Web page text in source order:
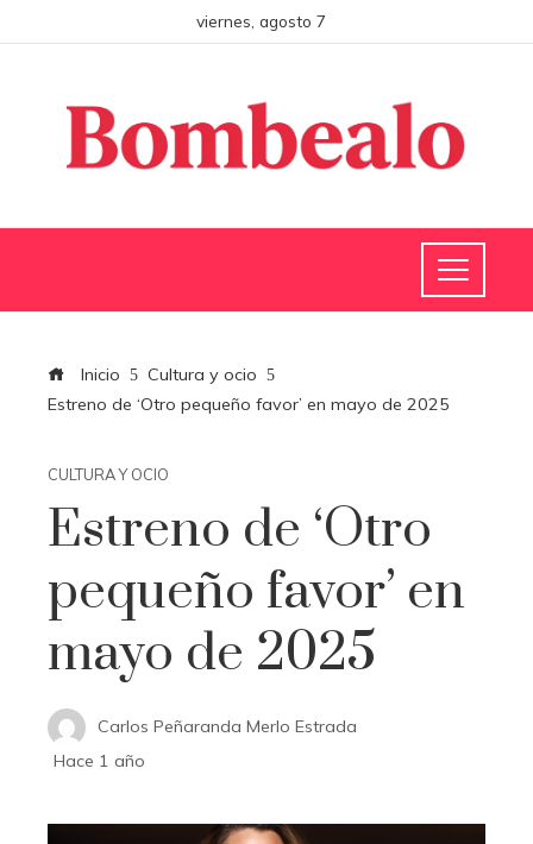
viernes, agosto 7
Inicio
Cultura y ocio
Estreno de ‘Otro pequeño favor’ en mayo de 2025
CULTURA Y OCIO
Estreno de ‘Otro
pequeño favor’ en
mayo de 2025
Carlos Peñaranda Merlo Estrada
Hace 1 año